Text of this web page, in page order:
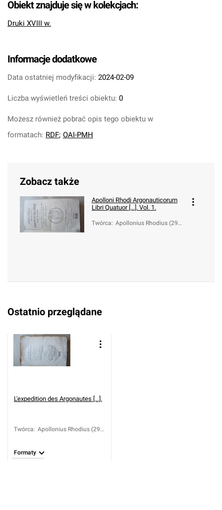
Obiekt znajduje się w kolekcjach:
Druki XVIII w.
Informacje dodatkowe
Data ostatniej modyfikacji: 2024-02-09
Liczba wyświetleń treści obiektu: 0
Możesz również pobrać opis tego obiektu w
formatach: RDF; OAI-PMH
Zobacz także
Apolloni Rhodi Argonauticorum
Libri Quatuor [...]. Vol. 1.
Twórca: Apollonius Rhodius (295-
Ostatnio przeglądane
L'expedition des Argonautes [...].
Twórca: Apollonius Rhodius (295-
Formaty